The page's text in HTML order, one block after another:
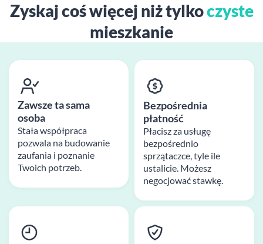
Zyskaj coś więcej niż tylkoczyste
mieszkanie
Zawsze ta sama
osoba
Stała współpraca
pozwala na budowanie
zaufania i poznanie
Twoich potrzeb.
Bezpośrednia
płatność
Płacisz za usługę
bezpośrednio
sprzątaczce, tyle ile
ustalicie. Możesz
negocjować stawkę.